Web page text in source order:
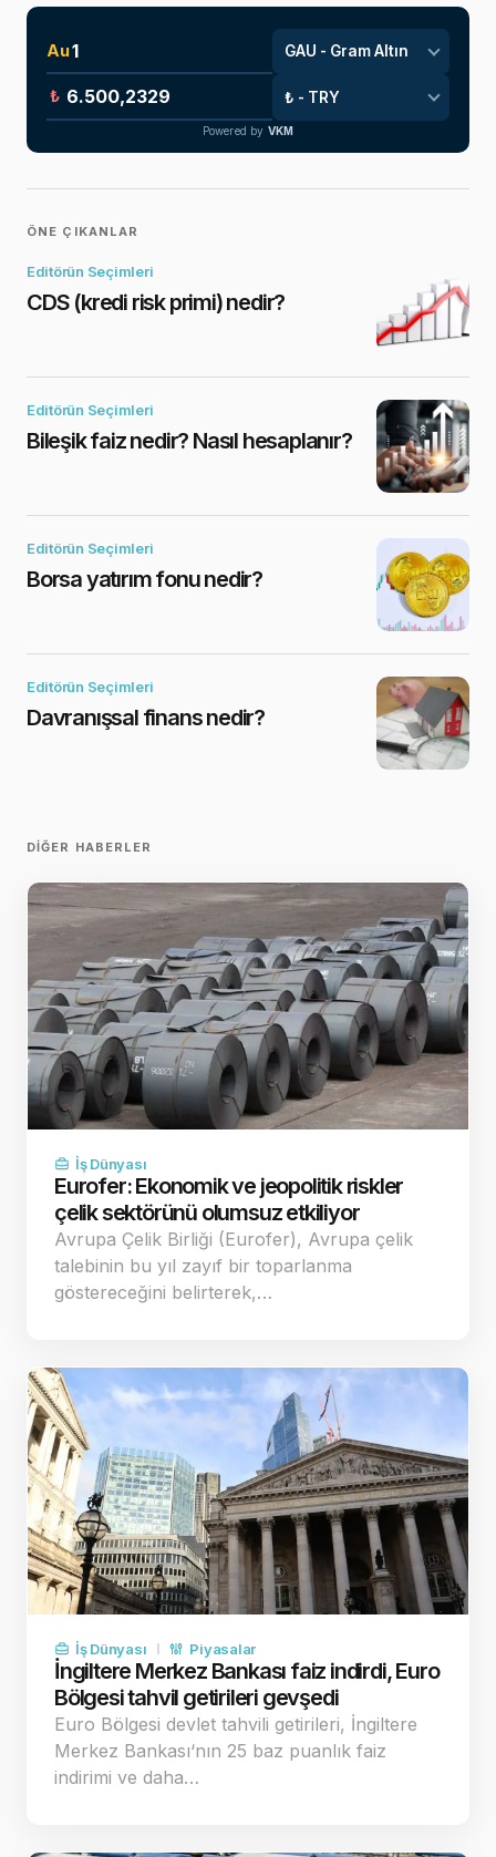
Au
₺
Powered by VKM
ÖNE ÇIKANLAR
Editörün Seçimleri
CDS (kredi risk primi) nedir?
Editörün Seçimleri
Bileşik faiz nedir? Nasıl hesaplanır?
Editörün Seçimleri
Borsa yatırım fonu nedir?
Editörün Seçimleri
Davranışsal finans nedir?
DIĞER HABERLER
İş Dünyası
Eurofer: Ekonomik ve jeopolitik riskler
çelik sektörünü olumsuz etkiliyor
Avrupa Çelik Birliği (Eurofer), Avrupa çelik
talebinin bu yıl zayıf bir toparlanma
göstereceğini belirterek,…
İş Dünyası Piyasalar
İngiltere Merkez Bankası faiz indirdi, Euro
Bölgesi tahvil getirileri gevşedi
Euro Bölgesi devlet tahvili getirileri, İngiltere
Merkez Bankası‘nın 25 baz puanlık faiz
indirimi ve daha…